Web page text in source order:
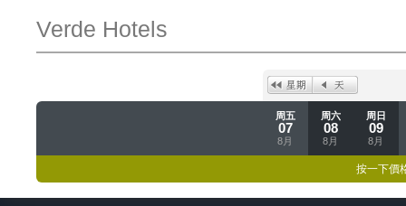
Verde Hotels
周五
07
8月
周六
08
8月
周日
09
8月
按一下價